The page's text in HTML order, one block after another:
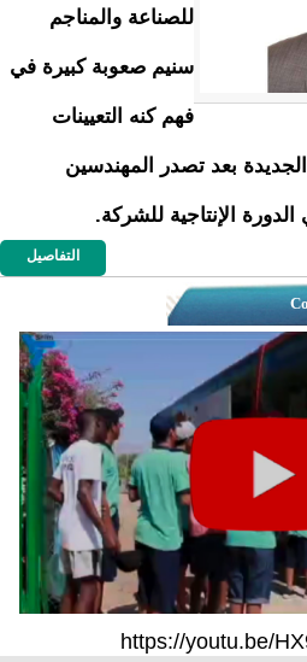
للصناعة والمناجم
سنيم صعوبة كبيرة في
فهم كنه التعيينات
الجديدة بعد تصدر المهندسين
الإنتاجية للشركة.
التفاصيل
https://youtu.be/